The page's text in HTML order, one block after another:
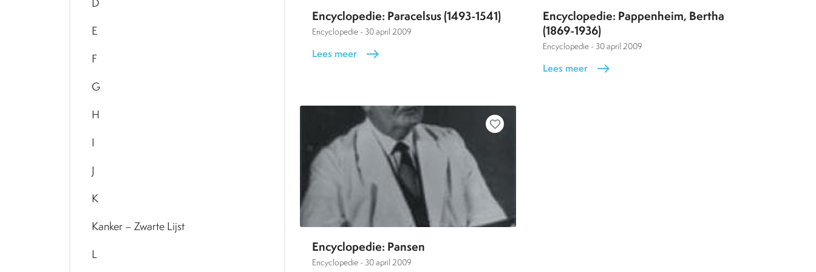
E
F
G
H
I
J
K
Kanker – Zwarte Lijst
L
Encyclopedie: Paracelsus (1493-1541)
Encyclopedie - 30 april 2009
Lees meer east
Encyclopedie: Pappenheim, Bertha
(1869-1936)
Encyclopedie - 30 april 2009
Lees meer east
favorite_border
Encyclopedie: Pansen
Encyclopedie - 30 april 2009